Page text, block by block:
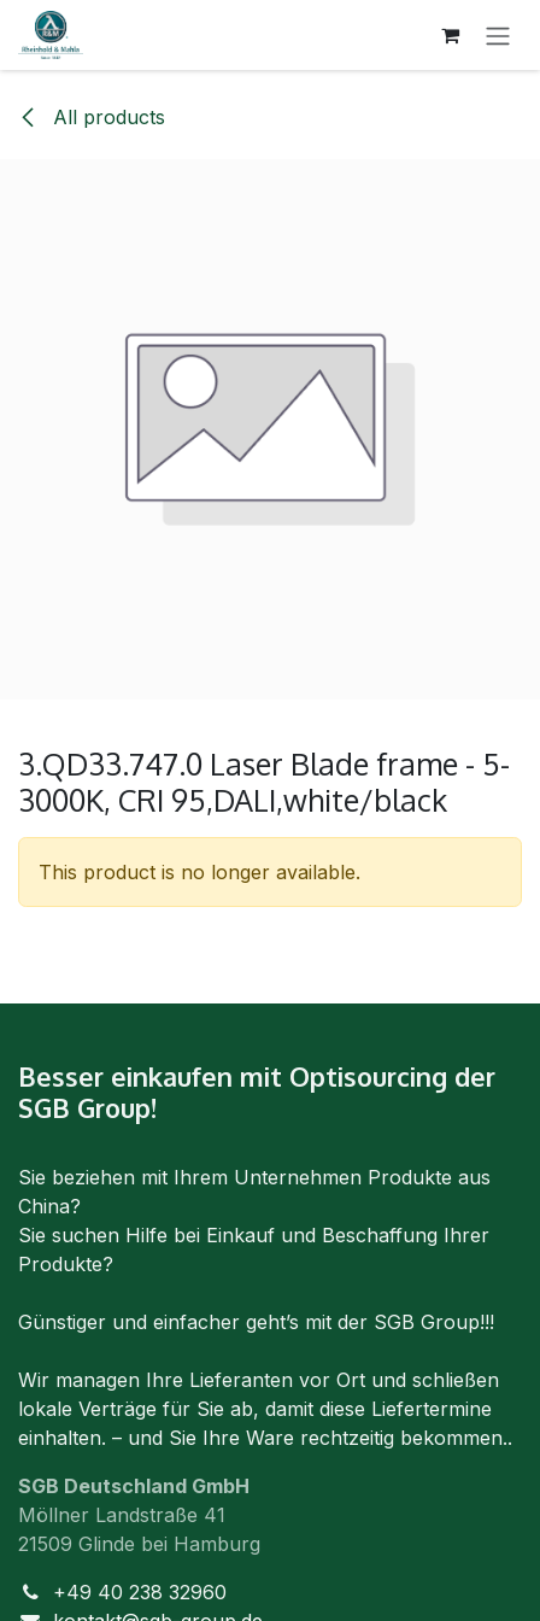
SKIP TO CONTENT
All products
3.QD33.747.0 Laser Blade frame - 5-
3000K, CRI 95,DALI,white/black
This product is no longer available.
Besser einkaufen mit Optisourcing der
SGB Group!
Sie beziehen mit Ihrem Unternehmen Produkte aus
China?
Sie suchen Hilfe bei Einkauf und Beschaffung Ihrer
Produkte?
Günstiger und einfacher geht’s mit der SGB Group!!!
Wir managen Ihre Lieferanten vor Ort und schließen
lokale Verträge für Sie ab, damit diese Liefertermine
einhalten. – und Sie Ihre Ware rechtzeitig bekommen..
SGB Deutschland GmbH
Möllner Landstraße 41
21509 Glinde bei Hamburg
+49 40 238 32960